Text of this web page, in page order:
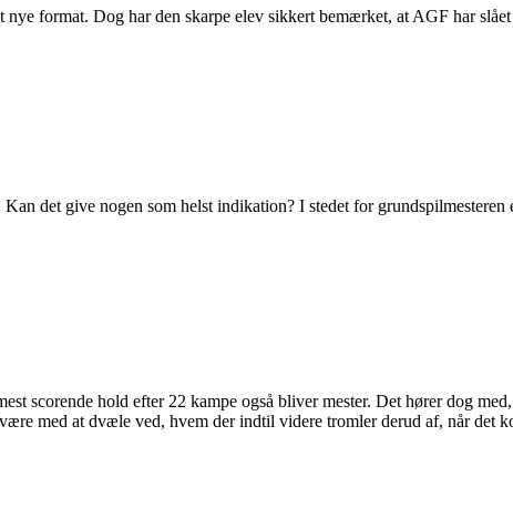
format. Dog har den skarpe elev sikkert bemærket, at AGF har
det give nogen som helst indikation? I stedet for grundspilmesteren
scorende hold efter 22 kampe også bliver mester. Det hører dog
med at dvæle ved, hvem der indtil videre tromler derud af, når det